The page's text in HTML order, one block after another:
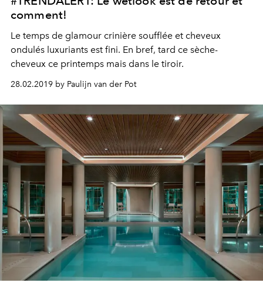
comment!
Le temps de glamour crinière soufflée et cheveux
ondulés luxuriants est fini. En bref, tard ce sèche-
cheveux ce printemps mais dans le tiroir.
28.02.2019 by Paulijn van der Pot